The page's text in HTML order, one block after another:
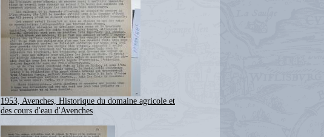
1953, Avenches, Historique du domaine agricole et
des cours d'eau d'Avenches